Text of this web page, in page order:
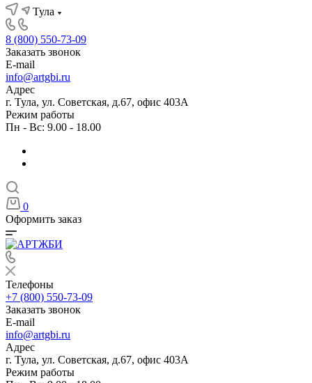
Тула
8 (800) 550-73-09
Заказать звонок
E-mail
info@artgbi.ru
Адрес
г. Тула, ул. Советская, д.67, офис 403А
Режим работы
Пн - Вс: 9.00 - 18.00
0
Оформить заказ
Телефоны
+7 (800) 550-73-09
Заказать звонок
E-mail
info@artgbi.ru
Адрес
г. Тула, ул. Советская, д.67, офис 403А
Режим работы